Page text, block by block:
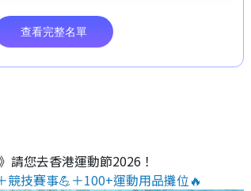
請您去香港運動節2026！
競技賽事💪＋100+運動用品攤位🔥